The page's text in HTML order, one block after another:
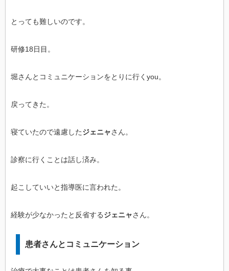
とっても難しいのです。
研修18日目。
堀さんとコミュニケーションをとりに行くyou。
戻ってきた。
寝ていたので遠慮したジェニャさん。
診察に行くことは話し済み。
起こしていいと指導医に言われた。
経験が少なかったと反省するジェニャさん。
患者さんとコミュニケーション